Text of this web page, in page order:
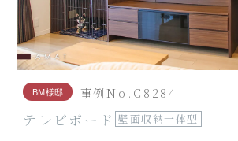
BM様邸 事例No.C8284
テレビボード 壁面収納一体型